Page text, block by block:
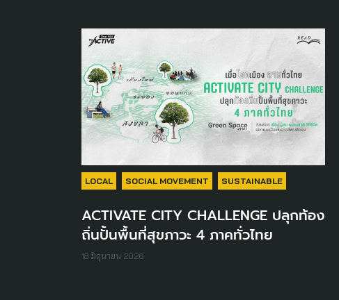
LOCAL SOCIAL MOVEMENT SUSTAINABLE
ACTIVATE CITY CHALLENGE ปลุกท้อง
ถิ่นปั้นพื้นที่สุขภาวะ 4 ภาคทั่วไทย
18 มิถุนายน 2026